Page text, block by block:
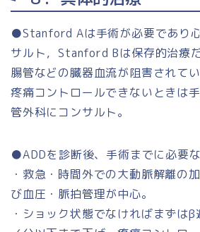
●Stanford Aは手術が必要であり
サルト，Stanford Bは保存的治療
腸管などの臓器血流が阻害されて
疼痛コントロールできないときは
管外科にコンサルト。
●ADDを診断後、手術までに必要
・救急・時間外での大動脈解離の
び血圧・脈拍管理が中心。
・ショック状態でなければまずは